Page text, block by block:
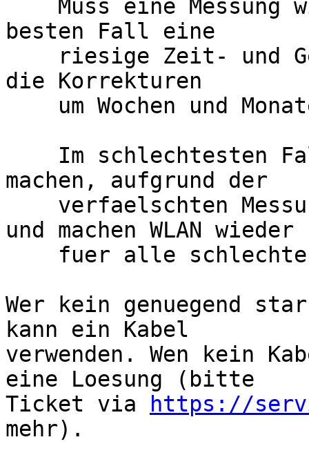
besten Fall eine
die Korrekturen
machen, aufgrund der
und machen WLAN wieder
Wer kein genuegend
kann ein Kabel
verwenden. Wen kein
eine Loesung (bitte
Ticket via
https://
mehr).